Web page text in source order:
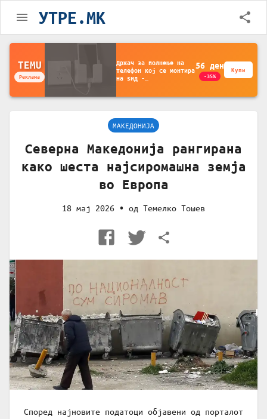
УТРЕ.MK
TEMU
Реклама
Држач за полнење на
телефон кој се монтира
на ѕид -
за чување на покрај
56 ден
-35%
Купи
МАКЕДОНИЈА
Северна Македонија рангирана
како шеста најсиромашна земја
во Европа
18 мај 2026 • од Темелко Тошев
Според најновите податоци објавени од порталот